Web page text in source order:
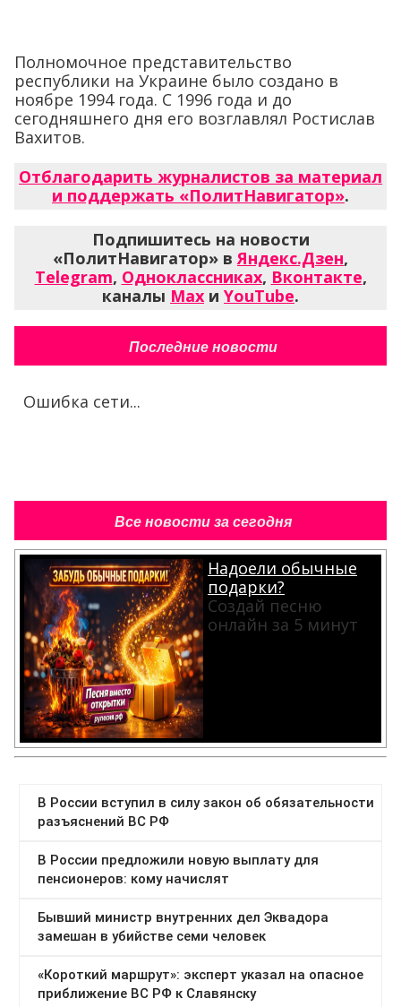
Полномочное представительство
республики на Украине было создано в
ноябре 1994 года. С 1996 года и до
сегодняшнего дня его возглавлял Ростислав
Вахитов.
Отблагодарить журналистов за материал
и поддержать «ПолитНавигатор».
Подпишитесь на новости
«ПолитНавигатор» вЯндекс.Дзен,
Telegram, Одноклассниках, Вконтакте,
каналы Max и YouTube.
Последние новости
Ошибка сети...
Все новости за сегодня
Надоели обычные
подарки?
Создай песню
онлайн за 5 минут